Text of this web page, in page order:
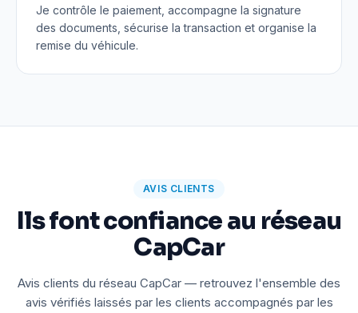
Je contrôle le paiement, accompagne la signature
des documents, sécurise la transaction et organise la
remise du véhicule.
AVIS CLIENTS
Ils font confiance au réseau
CapCar
Avis clients du réseau CapCar — retrouvez l'ensemble des
avis vérifiés laissés par les clients accompagnés par les